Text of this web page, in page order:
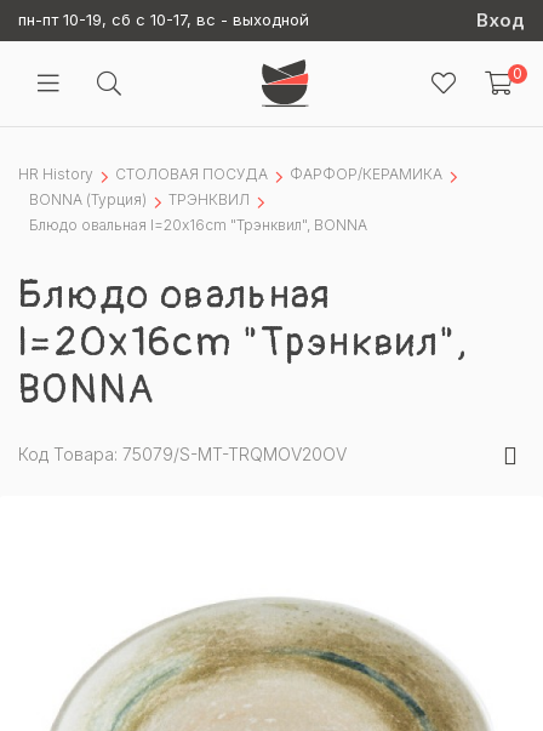
пн-пт 10-19, сб с 10-17, вс - выходной Вход
0
HR History СТОЛОВАЯ ПОСУДА
ФАРФОР/КЕРАМИКА
BONNA (Турция)
ТРЭНКВИЛ
Блюдо овальная l=20х16cm "Трэнквил", BONNА
Блюдо овальная
l=20х16cm "Трэнквил",
BONNА
Код Товара: 75079/S-MT-TRQMOV20OV